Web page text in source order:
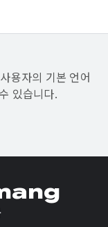
용자의 기본 언어
있습니다.